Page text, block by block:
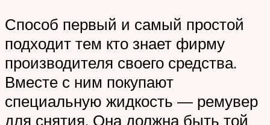
Способ первый и самый простой
подходит тем кто знает фирму
производителя своего средства.
Вместе с ним покупают
специальную жидкость — ремувер
для снятия. Она должна быть той